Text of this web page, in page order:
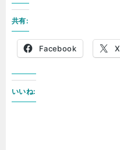
共有:
Facebook X
いいね: